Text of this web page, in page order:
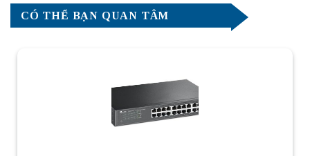
CÓ THỂ BẠN QUAN TÂM